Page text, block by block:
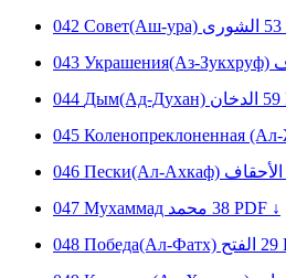
042 Совет(Аш-ура) الشورى 53
043 Украшения(Аз-Зукхруф)
044 Дым(Ад-Духан) الدخان 59
045 Коленопреклоненная
046 Пески(Ал-Ахкаф) الأحقاف
047 Муxaммaд محمد 38 PDF ↓
048 Победа(Ал-Фатх) الفتح 29